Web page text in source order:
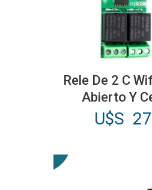
Rele De 2 C
Abierto Y
U$S